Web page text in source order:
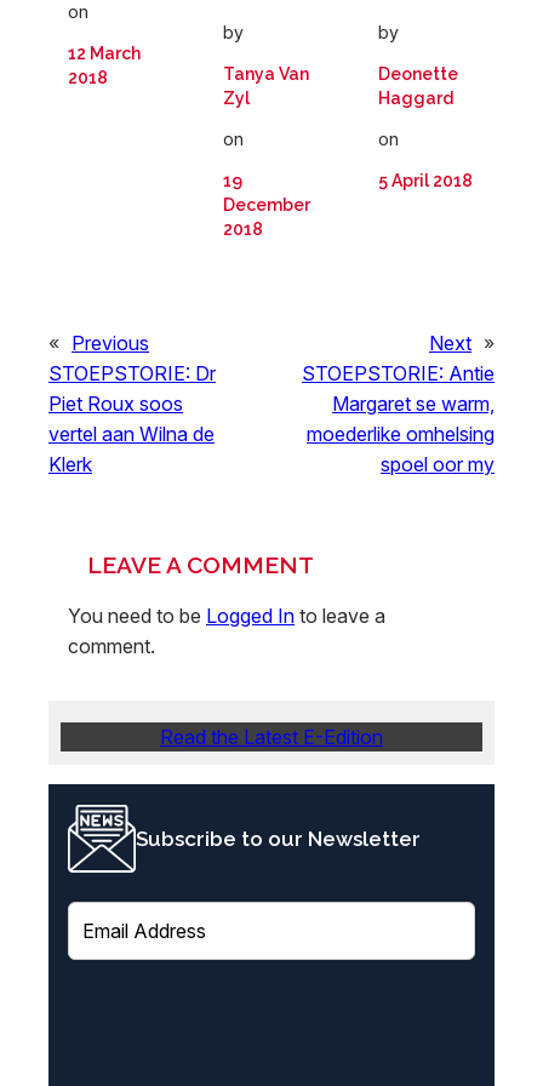
on
12 March
2018
by
Tanya Van
Zyl
on
19
December
2018
by
Deonette
Haggard
on
5 April 2018
« Previous
STOEPSTORIE: Dr
Piet Roux soos
vertel aan Wilna de
Klerk
Next »
STOEPSTORIE: Antie
Margaret se warm,
moederlike omhelsing
spoel oor my
LEAVE A COMMENT
You need to be Logged In to leave a
comment.
Read the Latest E-Edition
Subscribe to our Newsletter
E